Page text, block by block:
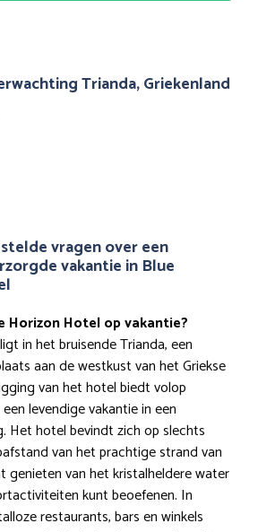
Trianda, Griekenland
vragen over een
vakantie in Blue
Horizon Hotel op vakantie?
in het bruisende Trianda, een
aan de westkust van het Griekse
van het hotel biedt volop
levendige vakantie in een
Het hotel bevindt zich op slechts
van het prachtige strand van
genieten van het kristalheldere water
kunt beoefenen. In
restaurants, bars en winkels